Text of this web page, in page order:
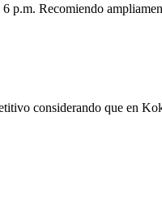
p.m. Recomiendo
considerando que en